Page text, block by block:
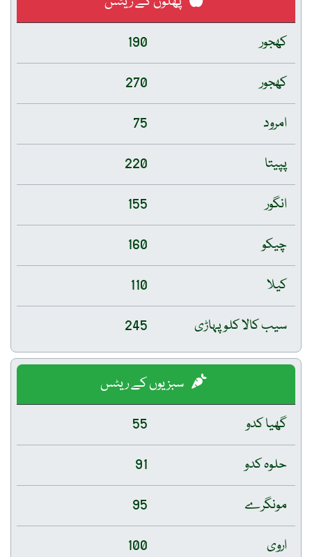
کھجور
190
کھجور
270
امرود
75
پپیتا
220
انگور
155
چیکو
160
کیلا
110
سیب کالا کلو پہاڑی
245
سبزیوں کے ریٹس
گھیا کدو
55
حلوہ کدو
91
مونگرے
95
اروی
100